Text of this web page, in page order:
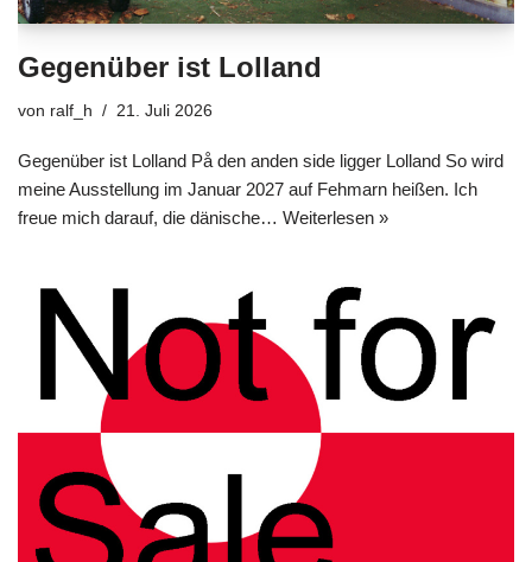
Gegenüber ist Lolland
von ralf_h 21. Juli 2026
Gegenüber ist Lolland På den anden side ligger Lolland So wird
meine Ausstellung im Januar 2027 auf Fehmarn heißen. Ich
freue mich darauf, die dänische… Weiterlesen »